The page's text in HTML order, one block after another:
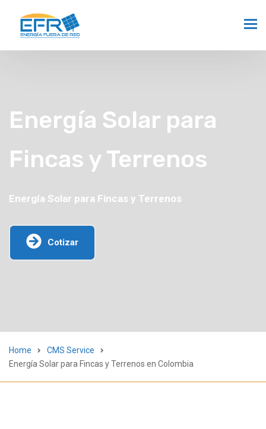
Energía Solar para
Fincas y Terrenos
Energía Solar para Fincas y Terrenos
Cotizar
Home
CMS Service
Energía Solar para Fincas y Terrenos en Colombia